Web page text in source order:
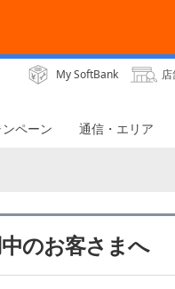
My SoftBank
ペーン 通信・エリア
のお客さまへ